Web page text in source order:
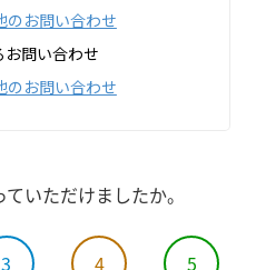
お問い合わせ
問い合わせ
お問い合わせ
いただけましたか。
3 4 5